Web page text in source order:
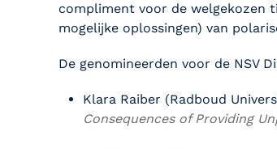
compliment voor de welgekozen
mogelijke oplossingen) van
De genomineerden voor de NSV
Klara Raiber (Radboud
Consequences of Providing